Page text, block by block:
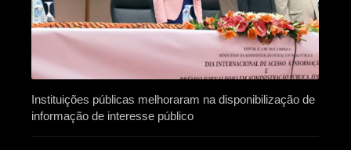
Instituições públicas melhoraram na disponibilização de
informação de interesse público